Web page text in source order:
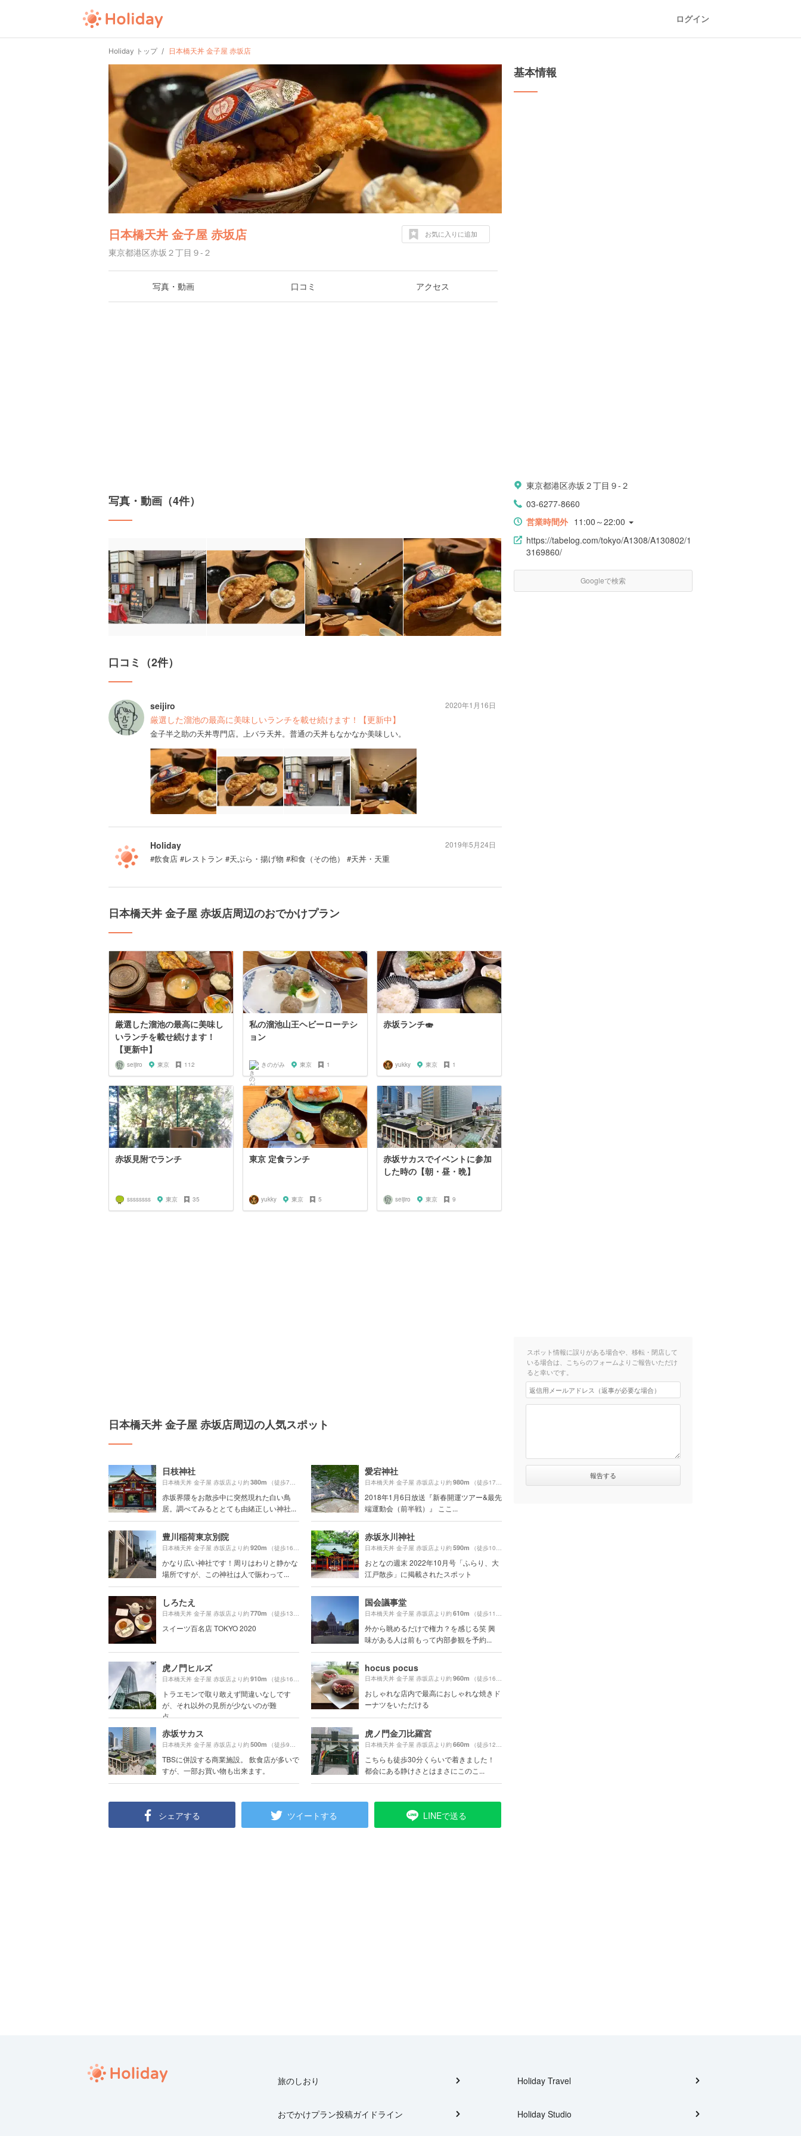
ログイン
Holiday トップ 日本橋天丼 金子屋 赤坂店
日本橋天丼 金子屋 赤坂店
東京都港区赤坂２丁目９-２
お気に入りに追加
写真・動画 口コミ アクセス
写真・動画（4件）
口コミ（2件）
seijiro
厳選した溜池の最高に美味しいランチを載せ続けます！【更新中】
金子半之助の天丼専門店。上バラ天丼。普通の天丼もなかなか美味しい。
2020年1月16日
Holiday
#飲食店 #レストラン #天ぷら・揚げ物 #和食（その他） #天丼・天重
2019年5月24日
日本橋天丼 金子屋 赤坂店周辺のおでかけプラン
厳選した溜池の最高に美味し
いランチを載せ続けます！
【更新中】
seijiro 東京 112
私の溜池山王ヘビーローテシ
ョン
きのがみ 東京 1
赤坂ランチ🍣
yukky 東京 1
赤坂見附でランチ
ssssssss 東京 35
東京 定食ランチ
yukky 東京 5
赤坂サカスでイベントに参加
した時の【朝・昼・晩】
seijiro 東京 9
日本橋天丼 金子屋 赤坂店周辺の人気スポット
日枝神社
日本橋天丼 金子屋 赤坂店より約380m （徒歩7分）
赤坂界隈をお散歩中に突然現れた白い鳥
居。調べてみるととても由緒正しい神社...
愛宕神社
日本橋天丼 金子屋 赤坂店より約980m （徒歩17分）
2018年1月6日放送『新春開運ツアー&最先
端運動会（前半戦）』 ここ...
豊川稲荷東京別院
日本橋天丼 金子屋 赤坂店より約920m （徒歩16分）
かなり広い神社です！周りはわりと静かな
場所ですが、この神社は人で賑わって...
赤坂氷川神社
日本橋天丼 金子屋 赤坂店より約590m （徒歩10分）
おとなの週末 2022年10月号「ふらり、大
江戸散歩」に掲載されたスポット
しろたえ
日本橋天丼 金子屋 赤坂店より約770m （徒歩13分）
スイーツ百名店 TOKYO 2020
国会議事堂
日本橋天丼 金子屋 赤坂店より約610m （徒歩11分）
外から眺めるだけで権力？を感じる笑 興
味がある人は前もって内部参観を予約...
虎ノ門ヒルズ
日本橋天丼 金子屋 赤坂店より約910m （徒歩16分）
トラエモンで取り敢えず間違いなしです
が、それ以外の見所が少ないのが難
点。。。
hocus pocus
日本橋天丼 金子屋 赤坂店より約960m （徒歩16分）
おしゃれな店内で最高におしゃれな焼きド
ーナツをいただける
赤坂サカス
日本橋天丼 金子屋 赤坂店より約500m （徒歩9分）
TBSに併設する商業施設。 飲食店が多いで
すが、一部お買い物も出来ます。
虎ノ門金刀比羅宮
日本橋天丼 金子屋 赤坂店より約660m （徒歩12分）
こちらも徒歩30分くらいで着きました！
都会にある静けさとはまさにこのこ...
シェアする ツイートする LINEで送る
基本情報
東京都港区赤坂２丁目９-２
03-6277-8660
営業時間外 11:00～22:00
https://tabelog.com/tokyo/A1308/A130802/1
3169860/
Googleで検索
スポット情報に誤りがある場合や、移転・閉店して
いる場合は、こちらのフォームよりご報告いただけ
ると幸いです。
旅のしおり
おでかけプラン投稿ガイドライン
Holiday Travel
Holiday Studio